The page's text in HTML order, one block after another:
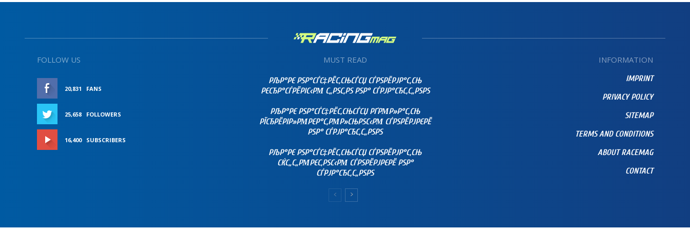
FOLLOW US
20,831 FANS
25,658 FOLLOWERS
16,400 SUBSCRIBERS
MUST READ
РЉР°РЄ РЅР°СЃС‡РЁС‚СЊСЃСЏ СЃРЅРЁРЈР°С‚СЊ
РЄСЂР°СЃРЁРІС‹РΜ С„РЅС‚РЅ РЅР° СЃРЈР°СЂС‚С„РЅРЅ
РЉР°РЄ РЅР°СЃС‡РЁС‚СЊСЃСЏ РҐРΜР»Р°С‚СЊ
РЇСЂРЁРІР»РΜРЄР°С‚РΜР»СЊРЅС‹РΜ СЃРЅРЁРЈРЄРЁ
РЅР° СЃРЈР°СЂС‚С„РЅРЅ
РЉР°РЄ РЅР°СЃС‡РЁС‚СЊСЃСЏ СЃРЅРЁРЈР°С‚СЊ
СЌС„С„РΜРЄС‚РЅС‹РΜ СЃРЅРЁРЈРЄРЁ РЅР°
СЃРЈР°СЂС‚С„РЅРЅ
INFORMATION
IMPRINT
PRIVACY POLICY
SITEMAP
TERMS AND CONDITIONS
ABOUT RACEMAG
CONTACT